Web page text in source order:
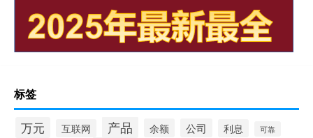
标签
万元 互联网 产品 余额 公司 利息 可靠